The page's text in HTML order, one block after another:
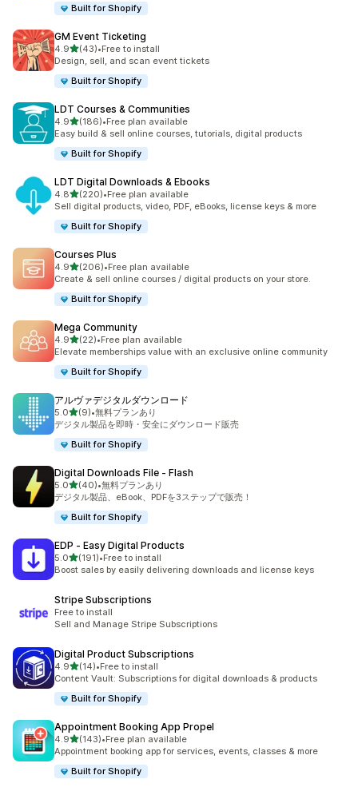
Built for Shopify
GM Event Ticketing
4.95つ星中
(43)
合計レビュー数：43件
•Free to install
Design, sell, and scan event tickets
Built for Shopify
LDT Courses & Communities
4.95つ星中
(186)
合計レビュー数：186件
•Free plan available
Easy build & sell online courses, tutorials, digital products
Built for Shopify
LDT Digital Downloads & Ebooks
4.85つ星中
(220)
合計レビュー数：220件
•Free plan available
Sell digital products, video, PDF, eBooks, license keys & more
Built for Shopify
Courses Plus
4.95つ星中
(206)
合計レビュー数：206件
•Free plan available
Create & sell online courses / digital products on your store.
Built for Shopify
Mega Community
4.95つ星中
(22)
合計レビュー数：22件
•Free plan available
Elevate memberships value with an exclusive online community
Built for Shopify
アルヴァデジタルダウンロード
5.05つ星中
(9)
合計レビュー数：9件
•無料プランあり
デジタル製品を即時・安全にダウンロード販売
Built for Shopify
Digital Downloads File ‑ Flash
5.05つ星中
(40)
合計レビュー数：40件
•無料プランあり
デジタル製品、eBook、PDFを3ステップで販売！
Built for Shopify
EDP ‑ Easy Digital Products
5.05つ星中
(191)
合計レビュー数：191件
•Free to install
Boost sales by easily delivering downloads and license keys
Stripe Subscriptions
Free to install
Sell and Manage Stripe Subscriptions
Digital Product Subscriptions
4.95つ星中
(14)
合計レビュー数：14件
•Free to install
Content Vault: Subscriptions for digital downloads & products
Built for Shopify
Appointment Booking App Propel
4.95つ星中
(143)
合計レビュー数：143件
•Free plan available
Appointment booking app for services, events, classes & more
Built for Shopify